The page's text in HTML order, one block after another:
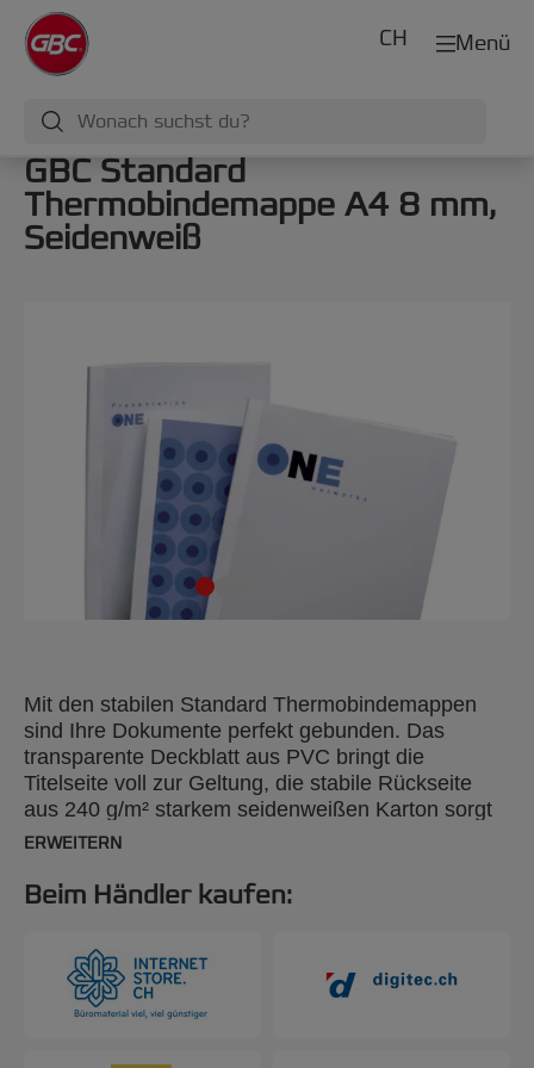
Menü
CH
GBC Standard
Thermobindemappe A4 8 mm,
Seidenweiß
Mit den stabilen Standard Thermobindemappen
sind Ihre Dokumente perfekt gebunden. Das
transparente Deckblatt aus PVC bringt die
Titelseite voll zur Geltung, die stabile Rückseite
aus 240 g/m² starkem seidenweißen Karton sorgt
für Stabilität. A4, 8 mm, 100 Stück.
ERWEITERN
Beim Händler kaufen: